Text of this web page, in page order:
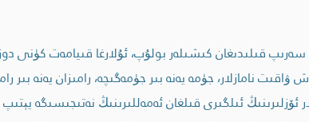
قىلىدىغان كىشىلەر بولۇپ، ئۇلارغا قىيامەت كۈنى
نامازلار، جۈمە يەنە بىر جۈمەگىچە، رامىزان يەنە بىر
ئۆزلىرىنىڭ ئىلگىرى قىلغان ئەمەللىرىنىڭ نەتىجىسىگە